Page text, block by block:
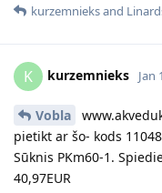
kurzemnieksand
K kurzemnieks Jan
Vobla
pietikt ar šo- kods
Sūknis PKm60-1.
40,97EUR